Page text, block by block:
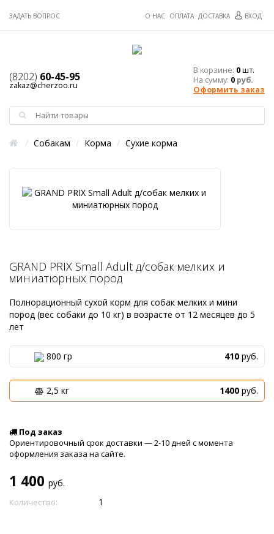
ЗАДАТЬ ВОПРОС О НАС ОПЛАТА ДОСТАВКА ВХОД
(8202) 60-45-95
zakaz@cherzoo.ru
В корзине: 0шт.
На сумму: 0 руб.
Оформить заказ
/ Собакам / Корма / Сухие корма
GRAND PRIX Small Adult д/собак мелких и
миниатюрных пород
Полнорационный сухой корм для собак мелких и мини
пород (вес собаки до 10 кг) в возрасте от 12 месяцев до 5
лет
800 гр 410 руб.
2,5 кг 1400 руб.
Под заказ
Ориентировочный срок доставки — 2-10 дней с момента
оформления заказа на сайте.
1 400 руб.
Количество: